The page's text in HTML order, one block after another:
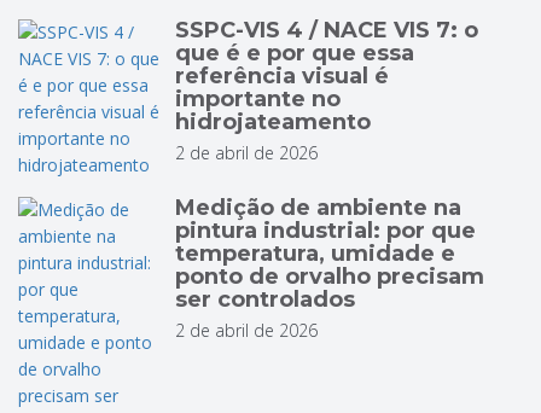
SSPC-VIS 4 / NACE VIS 7: o
que é e por que essa
referência visual é
importante no
hidrojateamento
2 de abril de 2026
Medição de ambiente na
pintura industrial: por que
temperatura, umidade e
ponto de orvalho precisam
ser controlados
2 de abril de 2026